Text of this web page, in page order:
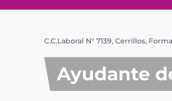
C.C.Laboral N° 7139, Cerrillos,
Ayudante